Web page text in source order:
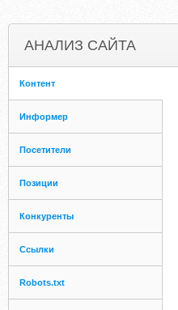
АНАЛИЗ САЙТА
Контент
Информер
Посетители
Позиции
Конкуренты
Ссылки
Robots.txt